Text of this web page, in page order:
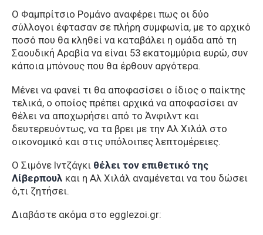
Ο Φαμπρίτσιο Ρομάνο αναφέρει πως οι δύο
σύλλογοι έφτασαν σε πλήρη συμφωνία, με το αρχικό
ποσό που θα κληθεί να καταβάλει η ομάδα από τη
Σαουδική Αραβία να είναι 53 εκατομμύρια ευρώ, συν
κάποια μπόνους που θα έρθουν αργότερα.
Μένει να φανεί τι θα αποφασίσει ο ίδιος ο παίκτης
τελικά, ο οποίος πρέπει αρχικά να αποφασίσει αν
θέλει να αποχωρήσει από το Άνφιλντ και
δευτερευόντως, να τα βρει με την Αλ Χιλάλ στο
οικονομικό και στις υπόλοιπες λεπτομέρειες.
Ο Σιμόνε Ιντζάγκι θέλει τον επιθετικό της
Λίβερπουλ και η Αλ Χιλάλ αναμένεται να του δώσει
ό,τι ζητήσει.
Διαβάστε ακόμα στο egglezoi.gr: